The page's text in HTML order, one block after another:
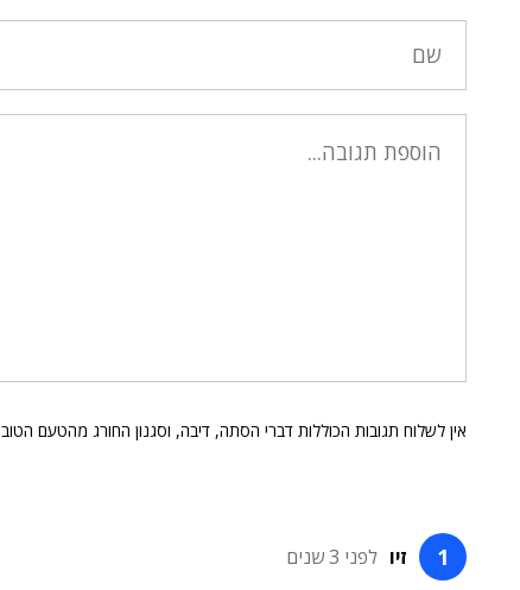
אין לשלוח תגובות הכוללות דברי הסתה, דיבה, וסגנון החורג מהטעם הטוב
זיו לפני 3 שנים